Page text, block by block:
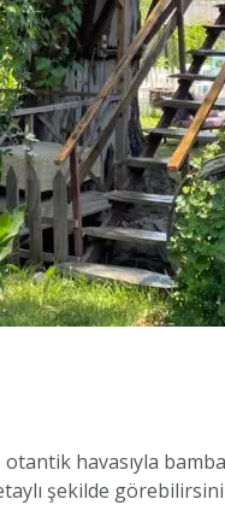
havasıyla
şekilde